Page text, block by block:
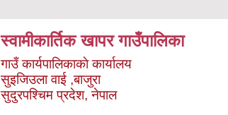
स्वामीकार्तिक खापर गाउँपालिका
गाउँ कार्यपालिकाकाे कार्यालय
सुइजिउला वाई ,बाजुरा
सुदुरपश्चिम प्रदेश, नेपाल